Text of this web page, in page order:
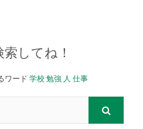
してね！
ワード 学校 勉強 人 仕事